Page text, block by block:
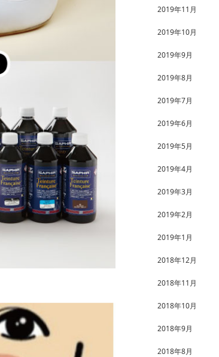
2019年11月
2019年10月
2019年9月
2019年8月
2019年7月
2019年6月
2019年5月
2019年4月
2019年3月
2019年2月
2019年1月
2018年12月
2018年11月
2018年10月
2018年9月
2018年8月